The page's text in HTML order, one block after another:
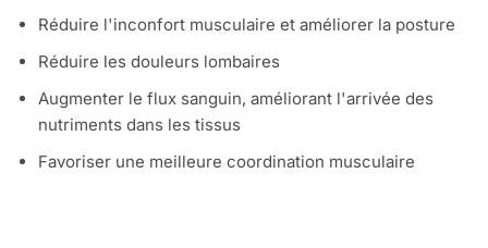
Réduire l'inconfort musculaire et améliorer la posture
Réduire les douleurs lombaires
Augmenter le flux sanguin, améliorant l'arrivée des
nutriments dans les tissus
Favoriser une meilleure coordination musculaire